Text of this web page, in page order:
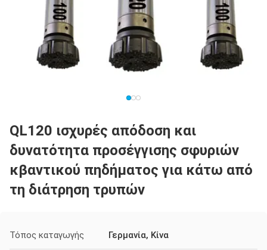
QL120 ισχυρές απόδοση και
δυνατότητα προσέγγισης σφυριών
κβαντικού πηδήματος για κάτω από
τη διάτρηση τρυπών
Τόπος καταγωγής Γερμανία, Κίνα